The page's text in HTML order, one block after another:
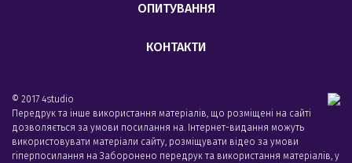
ОПИТУВАННЯ
КОНТАКТИ
© 2017 4studio
Передрук та інше використання матеріалів, що розміщені на сайті
дозволяється за умови посилання на. Інтернет-видання можуть
використовувати матеріали сайту, розміщувати відео за умови
гіперпосилання на Заборонено передрук та використання матеріалів, у